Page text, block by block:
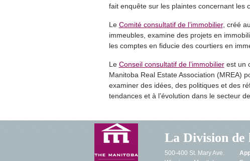
fait enquête sur les plaintes concernant les
Le Comité consultatif de l’immobilier, créé
immeubles, examine des projets en
les comptes en fiducie des courtiers en
Le Conseil consultatif de l’immobilierest un
Manitoba Real Estate Association (MREA)
examiner des idées, des politiques et des
tendances et à l’évolution dans le secteur de
La Division
500-400 St. Mary Ave.